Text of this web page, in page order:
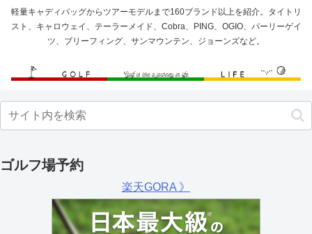
軽量キャディバッグからツアーモデルまで160ブランド以上を紹介。タイトリ
スト、キャロウェイ、テーラーメイド、Cobra、PING、OGIO、パーリーゲイ
ツ、ブリーフィング、サンマウンテン、ジョーンズなど。
ゴルフ場予約
楽天GORA 》